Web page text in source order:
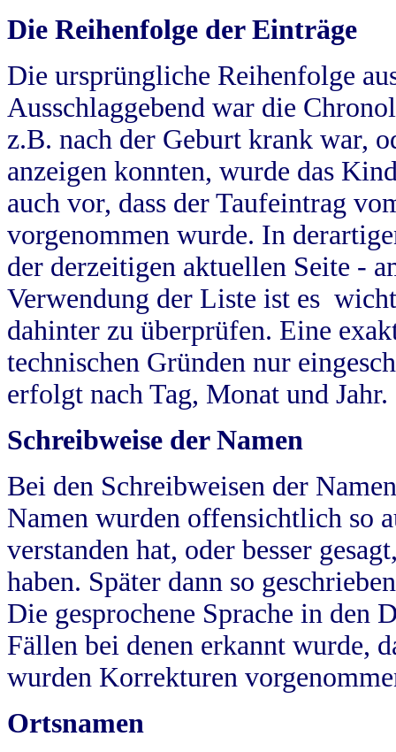
Die Reihenfolge der Einträge
Die ursprüngliche Reihenfolge
Ausschlaggebend war die
z.B. nach der Geburt krank war,
anzeigen konnten, wurde das
auch vor, dass der Taufeintrag
vorgenommen wurde. In
der derzeitigen aktuellen Seite -
Verwendung der Liste ist es
dahinter zu überprüfen. Eine
technischen Gründen nur
erfolgt nach Tag, Monat und Jahr.
Schreibweise der Namen
Bei den Schreibweisen der
Namen wurden offensichtlich so
verstanden hat, oder besser
haben. Später dann so
Die gesprochene Sprache in
Fällen bei denen erkannt wurde,
wurden Korrekturen
Ortsnamen